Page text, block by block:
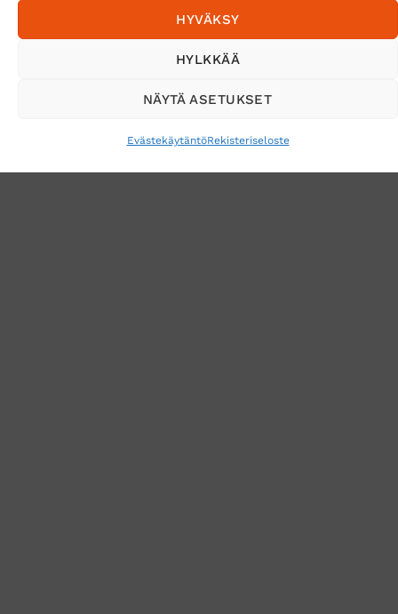
HYVÄKSY
HYLKKÄÄ
NÄYTÄ ASETUKSET
EvästekäytäntöRekisteriseloste
TÖIHIN SUOJAINTUKKUUN?
REKISTERISELOSTE
EVÄSTEKÄYTÄNTÖ (EU)
MUUTA EVÄSTEASETUKSIA
Copyright 2026 ©Suojaintukku